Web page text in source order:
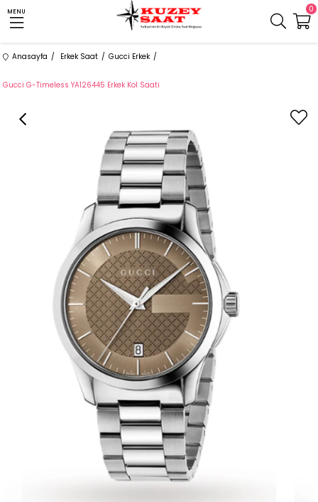
MENU 0
Anasayfa Erkek Saat Gucci Erkek
Gucci G-Timeless YA126445 Erkek Kol Saati